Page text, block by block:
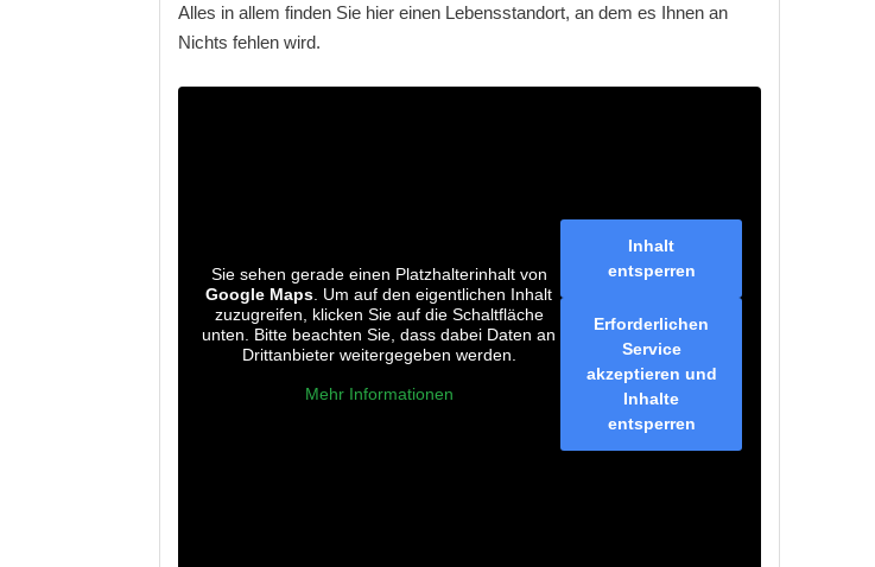
Alles in allem finden Sie hier einen Lebensstandort, an dem es Ihnen an
Nichts fehlen wird.
Sie sehen gerade einen Platzhalterinhalt von
Google Maps . Um auf den eigentlichen Inhalt
zuzugreifen, klicken Sie auf die Schaltfläche
unten. Bitte beachten Sie, dass dabei Daten an
Drittanbieter weitergegeben werden.
Mehr Informationen
Inhalt
entsperren
Erforderlichen
Service
akzeptieren und
Inhalte
entsperren